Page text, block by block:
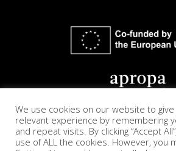
Accesibilidad
We use cookies on our website to
relevant experience by remembering
and repeat visits. By clicking “Accept
use of ALL the cookies. However, you